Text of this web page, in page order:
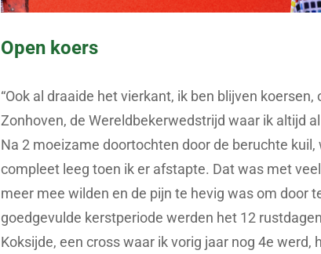
Open koers
“Ook al draaide het vierkant, ik ben blijven
Zonhoven, de Wereldbekerwedstrijd waar ik altijd
Na 2 moeizame doortochten door de beruchte
compleet leeg toen ik er afstapte. Dat was met
meer mee wilden en de pijn te hevig was om door
goedgevulde kerstperiode werden het 12
Koksijde, een cross waar ik vorig jaar nog 4e